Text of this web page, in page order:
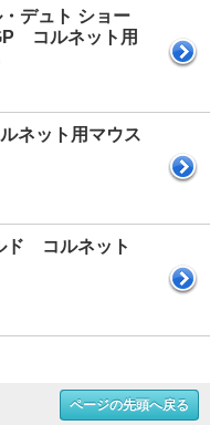
デュト ショー
コルネット用
ット用マウス
ド コルネット
ページの先頭へ戻る